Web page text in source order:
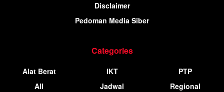
Disclaimer
Pedoman Media Siber
Categories
Alat Berat
All
IKT
Jadwal
PTP
Regional